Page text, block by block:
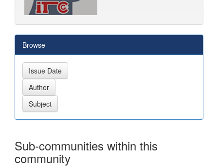
Browse
Sub-communities within this
community